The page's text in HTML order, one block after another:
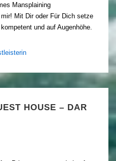
Mansplaining
Mit Dir oder Für Dich setze
und auf Augenhöhe.
HOUSE – DAR